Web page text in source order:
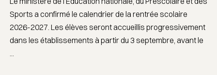
Sports a confirmé le calendrier de la rentrée scolaire
2026-2027. Les élèves seront accueillis progressivement
dans les établissements à partir du 3 septembre, avant le
...